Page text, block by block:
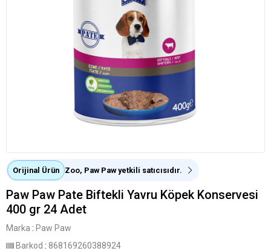
Orijinal Ürün Zoo, Paw Paw yetkili satıcısıdır.
Paw Paw Pate Biftekli Yavru Köpek Konservesi
400 gr 24 Adet
Marka : Paw Paw
Barkod : 868169260388924